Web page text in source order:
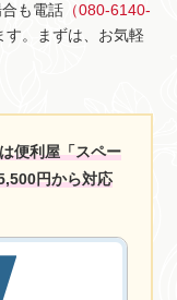
も電話 （080-6140-
す。まずは、お気軽
便利屋「スペー
円から対応